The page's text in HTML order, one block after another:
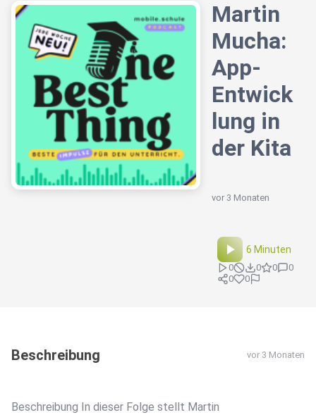
Martin
Mucha:
App-
Entwick
lung in
der Kita
vor 3 Monaten
6 Minuten
0 0 0
0
0
0
Beschreibung vor 3 Monaten
Beschreibung In dieser Folge stellt Martin